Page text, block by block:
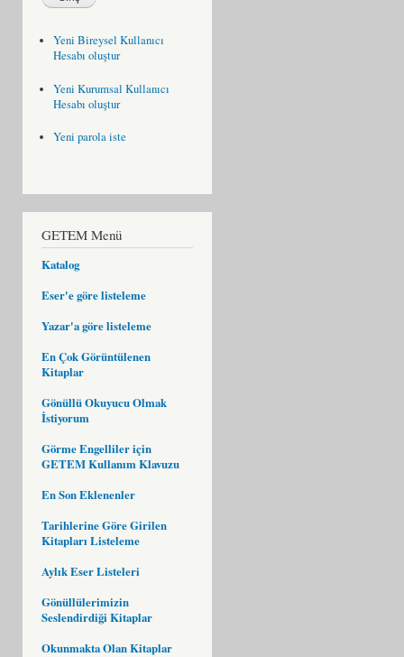
Yeni Bireysel Kullanıcı
Hesabı oluştur
Yeni Kurumsal Kullanıcı
Hesabı oluştur
Yeni parola iste
GETEM Menü
Katalog
Eser'e göre listeleme
Yazar'a göre listeleme
En Çok Görüntülenen
Kitaplar
Gönüllü Okuyucu Olmak
İstiyorum
Görme Engelliler için
GETEM Kullanım Klavuzu
En Son Eklenenler
Tarihlerine Göre Girilen
Kitapları Listeleme
Aylık Eser Listeleri
Gönüllülerimizin
Seslendirdiği Kitaplar
Okunmakta Olan Kitaplar